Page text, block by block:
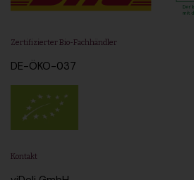
Zertifizierter Bio-Fachhändler
DE-ÖKO-037
Kontakt